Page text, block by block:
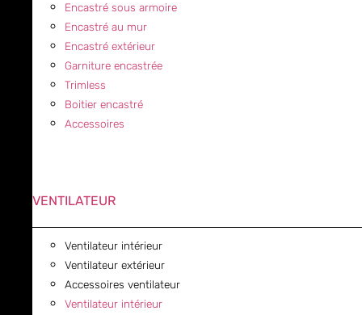
Encastré sous armoire
Encastré au mur
Encastré extérieur
Garniture encastrée
Trimless
Boitier encastré
Accessoires
VENTILATEUR
Ventilateur intérieur
Ventilateur extérieur
Accessoires ventilateur
Ventilateur intérieur